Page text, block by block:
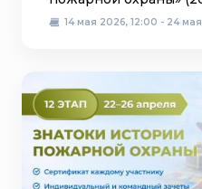
14 мая 2026, 12:00 - 24